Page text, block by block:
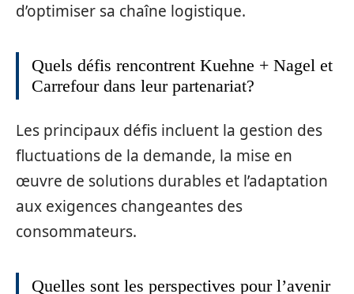
d’optimiser sa chaîne logistique.
Quels défis rencontrent Kuehne + Nagel et
Carrefour dans leur partenariat?
Les principaux défis incluent la gestion des
fluctuations de la demande, la mise en
œuvre de solutions durables et l’adaptation
aux exigences changeantes des
consommateurs.
Quelles sont les perspectives pour l’avenir